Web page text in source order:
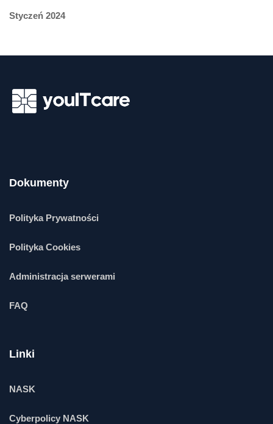
Styczeń 2024
Dokumenty
Polityka Prywatności
Polityka Cookies
Administracja serwerami
FAQ
Linki
NASK
Cyberpolicy NASK